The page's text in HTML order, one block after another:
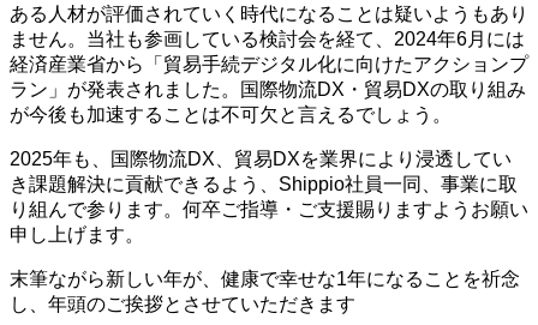
ある人材が評価されていく時代になることは疑いようもあり
ません。当社も参画している検討会を経て、2024年6月には
経済産業省から「貿易手続デジタル化に向けたアクションプ
ラン」が発表されました。国際物流DX・貿易DXの取り組み
が今後も加速することは不可欠と言えるでしょう。
2025年も、国際物流DX、貿易DXを業界により浸透してい
き課題解決に貢献できるよう、Shippio社員一同、事業に取
り組んで参ります。何卒ご指導・ご支援賜りますようお願い
申し上げます。
末筆ながら新しい年が、健康で幸せな1年になることを祈念
し、年頭のご挨拶とさせていただきます